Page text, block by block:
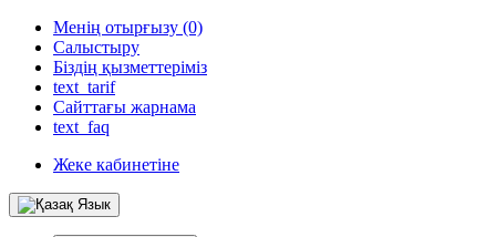
Менің отырғызу (0)
Салыстыру
Біздің қызметтеріміз
text_tarif
Сайттағы жарнама
text_faq
Жеке кабинетіне
Язык